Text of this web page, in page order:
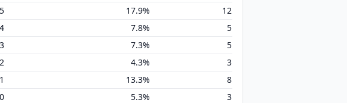
17.9%
12
7.8%
5
7.3%
5
4.3%
3
13.3%
8
5.3% 3